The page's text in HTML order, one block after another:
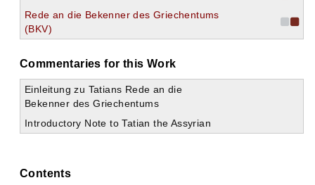
Rede an die Bekenner des Griechentums
(BKV)
Commentaries for this Work
Einleitung zu Tatians Rede an die
Bekenner des Griechentums
Introductory Note to Tatian the Assyrian
Contents